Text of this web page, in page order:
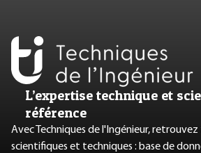
L’expertise technique et
référence
Avec Techniques de l'Ingénieur,
scientifiques et techniques : base de